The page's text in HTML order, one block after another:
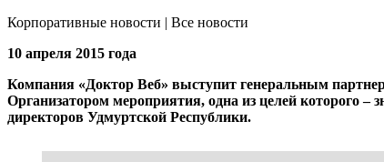
Корпоративные новости | Все новости
10 апреля 2015 года
Компания «Доктор Веб» выступит генеральным
Организатором мероприятия, одна из целей которого
директоров Удмуртской Республики.